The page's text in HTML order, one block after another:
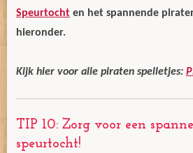
Speurtocht en het spannende
hieronder.
Kijk hier voor alle piraten spelletjes:
TIP 10: Zorg voor een
speurtocht!